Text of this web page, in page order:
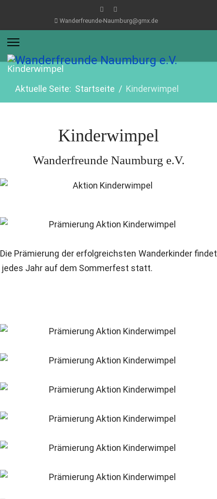
Wanderfreunde-Naumburg@gmx.de
Kinderwimpel
Aktuelle Seite: Startseite Kinderwimpel
Kinderwimpel
Wanderfreunde Naumburg e.V.
Die Prämierung der erfolgreichsten Wanderkinder findet
jedes Jahr auf dem Sommerfest statt.